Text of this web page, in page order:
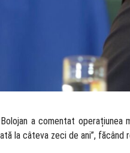
Bolojan a comentat
la câteva zeci de ani”, făcând